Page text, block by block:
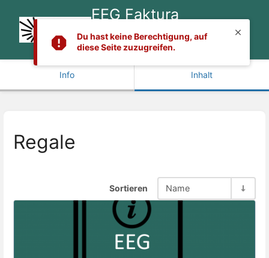
Du hast keine Berechtigung, auf
diese Seite zuzugreifen.
EEG Faktura
Handbuch &
Dokumentation
Info Inhalt
Regale
Sortieren Name